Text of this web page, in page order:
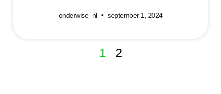
onderwise_nl september 1, 2024
1 2